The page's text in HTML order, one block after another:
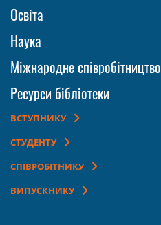
Освіта
Наука
Міжнародне співробітництво
Ресурси бібліотеки
ВСТУПНИКУ
СТУДЕНТУ
СПІВРОБІТНИКУ
ВИПУСКНИКУ